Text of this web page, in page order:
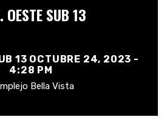
OESTE SUB 13
13 OCTUBRE 24, 2023 -
4:28 PM
Bella Vista